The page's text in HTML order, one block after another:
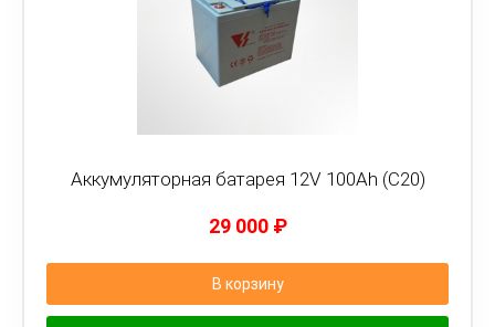
Аккумуляторная батарея 12V 100Ah (C20)
29 000 ₽
В корзину